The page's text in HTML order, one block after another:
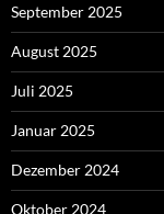
September 2025
August 2025
Juli 2025
Januar 2025
Dezember 2024
Oktober 2024